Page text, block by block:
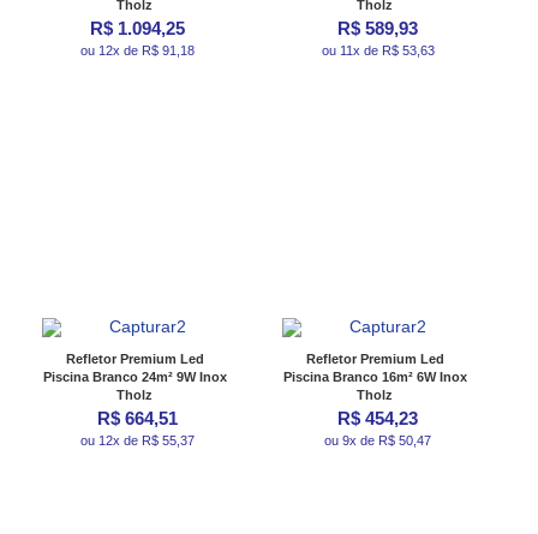
Tholz
R$ 1.094,25
ou 12x de R$ 91,18
Tholz
R$ 589,93
ou 11x de R$ 53,63
Refletor Premium Led
Piscina Branco 24m² 9W Inox
Tholz
R$ 664,51
ou 12x de R$ 55,37
Refletor Premium Led
Piscina Branco 16m² 6W Inox
Tholz
R$ 454,23
ou 9x de R$ 50,47